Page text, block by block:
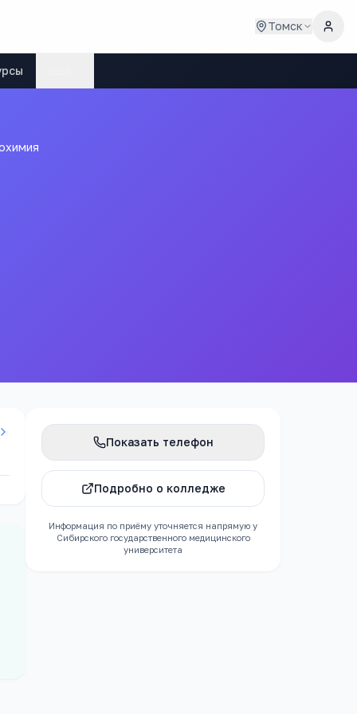
Томск
Показать телефон
Подробно о колледже
Информация по приёму уточняется напрямую у
Сибирского государственного медицинского
университета